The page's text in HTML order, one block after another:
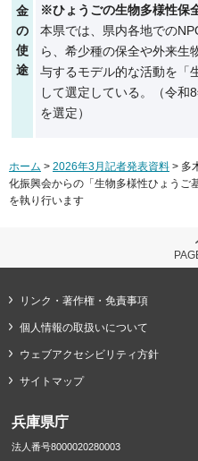
金
の
使
途
※ひょうごの生物多様性保
本県では、県内各地での
ら、希少種の保全や外来生
与するモデル的な活動を「
して選定している。（令和
を選定）
ホーム > 2026年3月記者発表資料 > 多
化振興会からの「生物多様性ひょうご
を執り行います
リンク・著作権・免責事項
個人情報の取扱いについて
ウェブアクセシビリティ方針
サイトマップ
兵庫県庁
法人番号8000020280003